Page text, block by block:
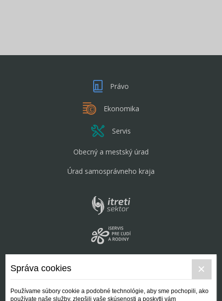
Právo
Ekonomika
Servis
Obecný a mestský úrad
Úrad samosprávneho kraja
Správa cookies
Používame súbory cookie a podobné technológie, aby sme pochopili, ako
používate naše služby, zlepšili vaše skúsenosti a poskytli vám